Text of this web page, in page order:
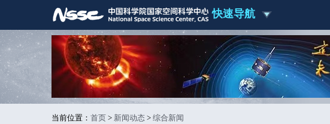
快速导航
当前位置： 首页 > 新闻动态 > 综合新闻